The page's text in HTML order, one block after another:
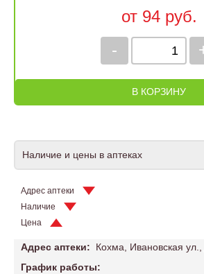
от 94 руб.
-
В КОРЗИНУ
Наличие и цены в аптеках
Адрес аптеки
Наличие
Цена
Адрес аптеки:
Кохма, Ивановская
График работы: